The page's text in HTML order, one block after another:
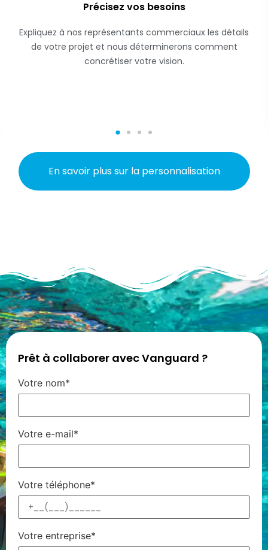
Précisez vos besoins
Expliquez à nos représentants commerciaux les détails
de votre projet et nous déterminerons comment
concrétiser votre vision.
En savoir plus sur la personnalisation
Prêt à collaborer avec Vanguard ?
Votre nom*
Votre e-mail*
Votre téléphone*
Votre entreprise*